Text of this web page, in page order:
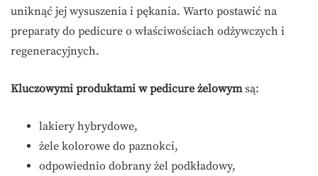
uniknąć jej wysuszenia i pękania. Warto postawić na
preparaty do pedicure o właściwościach odżywczych i
regeneracyjnych.
Kluczowymi produktami w pedicure żelowymsą:
lakiery hybrydowe,
żele kolorowe do paznokci,
odpowiednio dobrany żel podkładowy,